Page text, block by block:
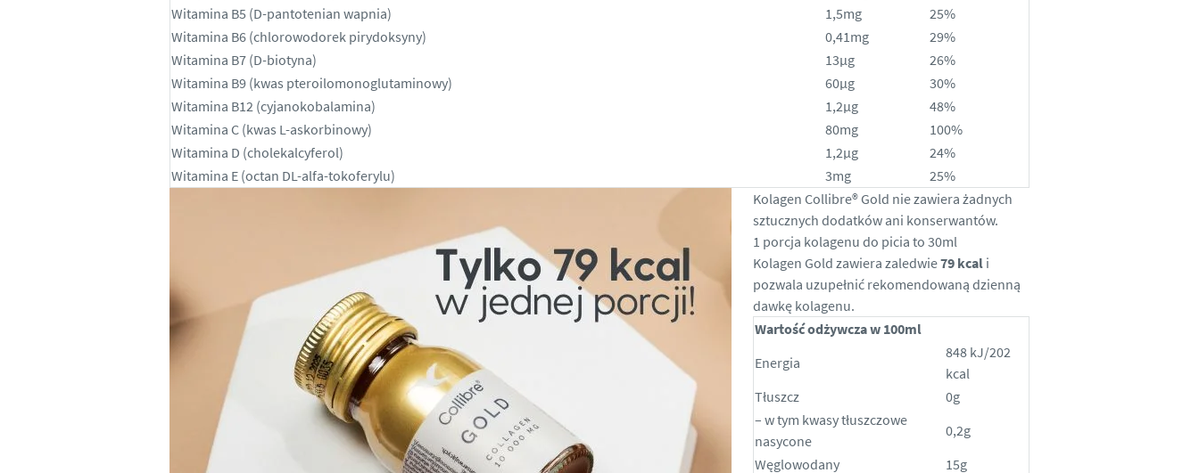
Witamina B5 (D-pantotenian wapnia)
1,5mg
25%
Witamina B6 (chlorowodorek pirydoksyny)
0,41mg
29%
Witamina B7 (D-biotyna)
13µg
26%
Witamina B9 (kwas pteroilomonoglutaminowy)
60µg
30%
Witamina B12 (cyjanokobalamina)
1,2µg
48%
Witamina C (kwas L-askorbinowy)
80mg
100%
Witamina D (cholekalcyferol)
1,2µg
24%
Witamina E (octan DL-alfa-tokoferylu)
3mg
25%
Kolagen Collibre® Gold nie zawiera żadnych
sztucznych dodatków ani konserwantów.
1 porcja kolagenu do picia to 30ml
Kolagen Gold zawiera zaledwie79 kcal i
pozwala uzupełnić rekomendowaną dzienną
dawkę kolagenu.
Wartość odżywcza w 100ml
Energia
848 kJ/202
kcal
Tłuszcz
0g
– w tym kwasy tłuszczowe
nasycone
0,2g
Węglowodany
15g